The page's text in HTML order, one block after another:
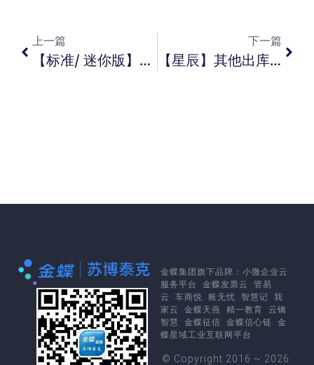
上一篇
【标准/ 迷你版】将总账凭证引入出纳系统后， 将 收字放前面， 付字放后面怎么操作？ 【商贸版】私有云自动备份怎么设置？ 【旗舰版】应收单据生成凭证如何调出凭证界面？
下一篇
【星辰】其他出库单的出库类型是否可以增加？ 账户资料是否可以禁用？ 凭证录入后， 对凭证后续的管理如何操作？
金蝶集团旗下品牌： 小微企业云
服务平台
金蝶发票云
管易
云
车商悦 账无忧 智慧记
我
家云
金蝶天燕 精一教育
云镝
智慧
金蝶征信 金蝶信心链
金
蝶星域工业互联网平台
© Copyright 2016 ~ 2026